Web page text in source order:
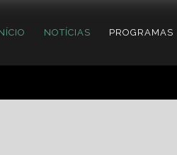
NOTÍCIAS PROGRAMAS